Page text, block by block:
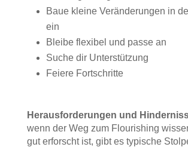
Baue kleine Veränderungen in
ein
Bleibe flexibel und passe an
Suche dir Unterstützung
Feiere Fortschritte
Herausforderungen und
wenn der Weg zum Flourishing
gut erforscht ist, gibt es typische